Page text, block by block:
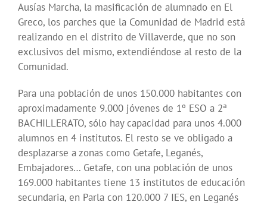
Ausías Marcha, la masificación de alumnado en El
Greco, los parches que la Comunidad de Madrid está
realizando en el distrito de Villaverde, que no son
exclusivos del mismo, extendiéndose al resto de la
Comunidad.
Para una población de unos 150.000 habitantes con
aproximadamente 9.000 jóvenes de 1º ESO a 2ª
BACHILLERATO, sólo hay capacidad para unos 4.000
alumnos en 4 institutos. El resto se ve obligado a
desplazarse a zonas como Getafe, Leganés,
Embajadores… Getafe, con una población de unos
169.000 habitantes tiene 13 institutos de educación
secundaria, en Parla con 120.000 7 IES, en Leganés